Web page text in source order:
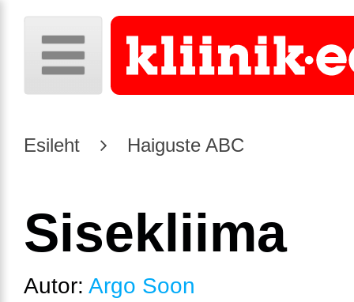
Esileht Haiguste ABC
Sisekliima
Autor: Argo Soon